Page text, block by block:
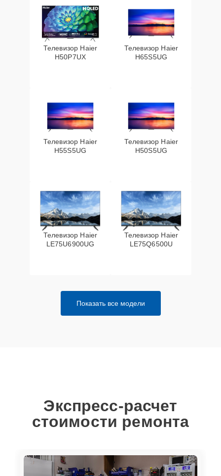
Телевизор Haier
H50P7UX
Телевизор Haier
H65S5UG
Телевизор Haier
H55S5UG
Телевизор Haier
H50S5UG
Телевизор Haier
LE75U6900UG
Телевизор Haier
LE75Q6500U
Показать все модели
Экспресс-расчет
стоимости ремонта